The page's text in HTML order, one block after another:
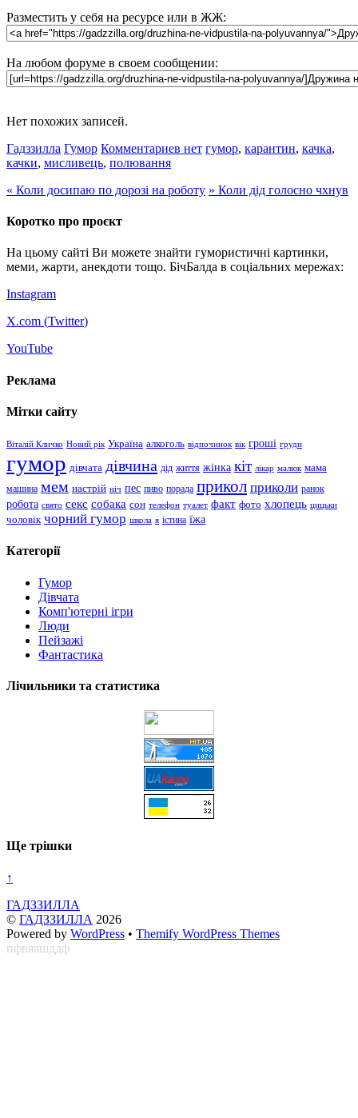
Разместить у себя на ресурсе или в ЖЖ:
На любом форуме в своем сообщении:
Нет похожих записей.
Гадззилла Гумор Комментариев нет гумор, карантин, качка,
качки, мисливець, полювання
« Коли досипаю по дорозі на роботу » Коли дід голосно чхнув
Коротко про проєкт
На цьому сайті Ви можете знайти гумористичні картинки,
меми, жарти, анекдоти тощо. БічБалда в соціальних мережах:
Instagram
X.com (Twitter)
YouTube
Реклама
Мітки сайту
Віталій Кличко Новий рік Україна алкоголь відпочинок вік гроші груди
гумор дівчата дівчина дід життя жінка кіт лікар малюк мама
машина мем настрій ніч пес пиво порада прикол приколи ранок
робота свято секс собака сон телефон туалет факт фото хлопець цицьки
чоловік чорний гумор школа я істина їжа
Категорії
Гумор
Дівчата
Комп'ютерні ігри
Люди
Пейзажі
Фантастика
Лічильники та статистика
Ще трішки
↑
ГАДЗЗИЛЛА
© ГАДЗЗИЛЛА 2026
Powered by WordPress • Themify WordPress Themes
пфвяяшддф